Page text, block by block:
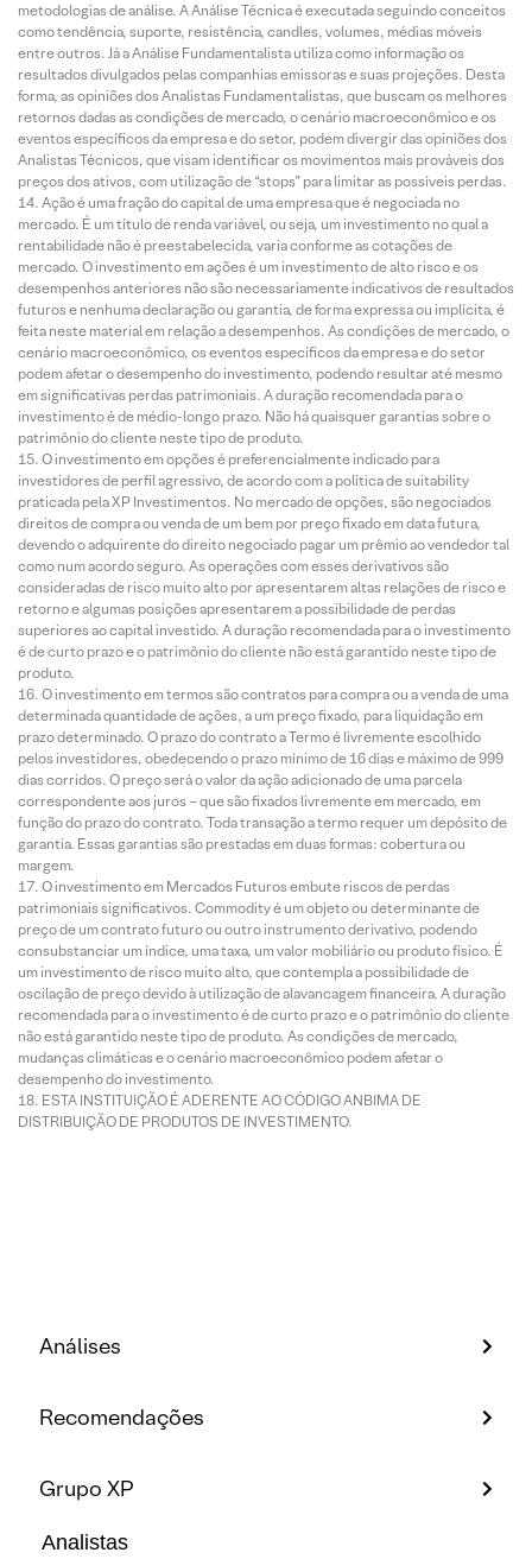
metodologias de análise. A Análise Técnica é executada seguindo conceitos
como tendência, suporte, resistência, candles, volumes, médias móveis
entre outros. Já a Análise Fundamentalista utiliza como informação os
resultados divulgados pelas companhias emissoras e suas projeções. Desta
forma, as opiniões dos Analistas Fundamentalistas, que buscam os melhores
retornos dadas as condições de mercado, o cenário macroeconômico e os
eventos específicos da empresa e do setor, podem divergir das opiniões dos
Analistas Técnicos, que visam identificar os movimentos mais prováveis dos
preços dos ativos, com utilização de “stops” para limitar as possíveis perdas.
Ação é uma fração do capital de uma empresa que é negociada no
mercado. É um título de renda variável, ou seja, um investimento no qual a
rentabilidade não é preestabelecida, varia conforme as cotações de
mercado. O investimento em ações é um investimento de alto risco e os
desempenhos anteriores não são necessariamente indicativos de resultados
futuros e nenhuma declaração ou garantia, de forma expressa ou implícita, é
feita neste material em relação a desempenhos. As condições de mercado, o
cenário macroeconômico, os eventos específicos da empresa e do setor
podem afetar o desempenho do investimento, podendo resultar até mesmo
em significativas perdas patrimoniais. A duração recomendada para o
investimento é de médio-longo prazo. Não há quaisquer garantias sobre o
patrimônio do cliente neste tipo de produto.
O investimento em opções é preferencialmente indicado para
investidores de perfil agressivo, de acordo com a política de suitability
praticada pela XP Investimentos. No mercado de opções, são negociados
direitos de compra ou venda de um bem por preço fixado em data futura,
devendo o adquirente do direito negociado pagar um prêmio ao vendedor tal
como num acordo seguro. As operações com esses derivativos são
consideradas de risco muito alto por apresentarem altas relações de risco e
retorno e algumas posições apresentarem a possibilidade de perdas
superiores ao capital investido. A duração recomendada para o investimento
é de curto prazo e o patrimônio do cliente não está garantido neste tipo de
produto.
O investimento em termos são contratos para compra ou a venda de uma
determinada quantidade de ações, a um preço fixado, para liquidação em
prazo determinado. O prazo do contrato a Termo é livremente escolhido
pelos investidores, obedecendo o prazo mínimo de 16 dias e máximo de 999
dias corridos. O preço será o valor da ação adicionado de uma parcela
correspondente aos juros – que são fixados livremente em mercado, em
função do prazo do contrato. Toda transação a termo requer um depósito de
garantia. Essas garantias são prestadas em duas formas: cobertura ou
margem.
O investimento em Mercados Futuros embute riscos de perdas
patrimoniais significativos. Commodity é um objeto ou determinante de
preço de um contrato futuro ou outro instrumento derivativo, podendo
consubstanciar um índice, uma taxa, um valor mobiliário ou produto físico. É
um investimento de risco muito alto, que contempla a possibilidade de
oscilação de preço devido à utilização de alavancagem financeira. A duração
recomendada para o investimento é de curto prazo e o patrimônio do cliente
não está garantido neste tipo de produto. As condições de mercado,
mudanças climáticas e o cenário macroeconômico podem afetar o
desempenho do investimento.
ESTA INSTITUIÇÃO É ADERENTE AO CÓDIGO ANBIMA DE
DISTRIBUIÇÃO DE PRODUTOS DE INVESTIMENTO.
Análises
Recomendações
Grupo XP
Analistas